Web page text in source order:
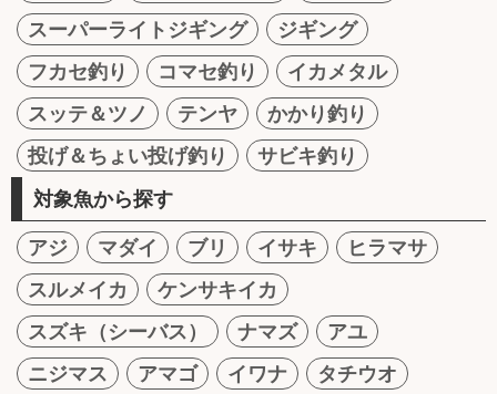
スーパーライトジギング
ジギング
フカセ釣り
コマセ釣り
イカメタル
スッテ＆ツノ
テンヤ
かかり釣り
投げ＆ちょい投げ釣り
サビキ釣り
対象魚から探す
アジ マダイ ブリ イサキ
ヒラマサ
スルメイカ
ケンサキイカ
スズキ（シーバス）
ナマズ
アユ
ニジマス
アマゴ イワナ
タチウオ